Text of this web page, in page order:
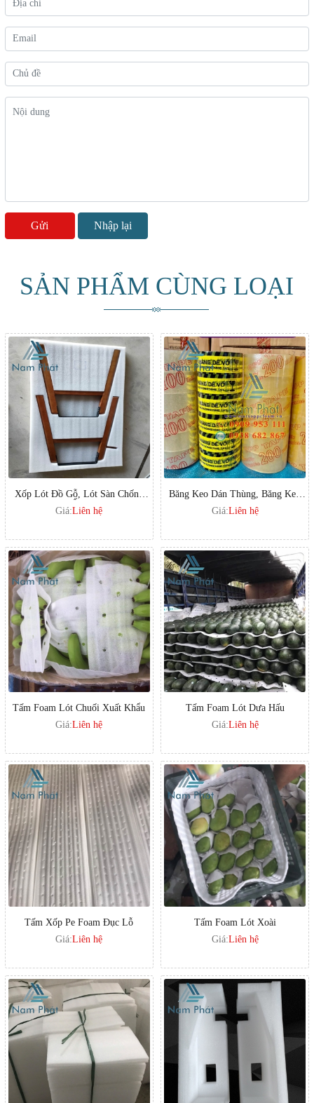
SẢN PHẨM CÙNG LOẠI
Xốp Lót Đồ Gỗ, Lót Sàn Chống
Ẩm
Giá:Liên hệ
Băng Keo Dán Thùng, Băng Keo
Hàng Dễ Vỡ
Giá:Liên hệ
Tấm Foam Lót Chuối Xuất Khẩu
Giá:Liên hệ
Tấm Foam Lót Dưa Hấu
Giá:Liên hệ
Tấm Xốp Pe Foam Đục Lỗ
Giá:Liên hệ
Tấm Foam Lót Xoài
Giá:Liên hệ